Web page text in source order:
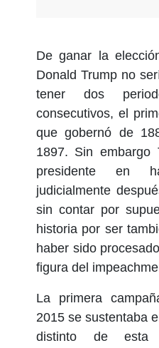
De ganar la
Donald Trump no
tener dos
consecutivos, el
que gobernó de
1897. Sin
presidente en
judicialmente
sin contar por
historia por ser
haber sido
figura del
La primera
2015 se sustentaba
distinto de esta